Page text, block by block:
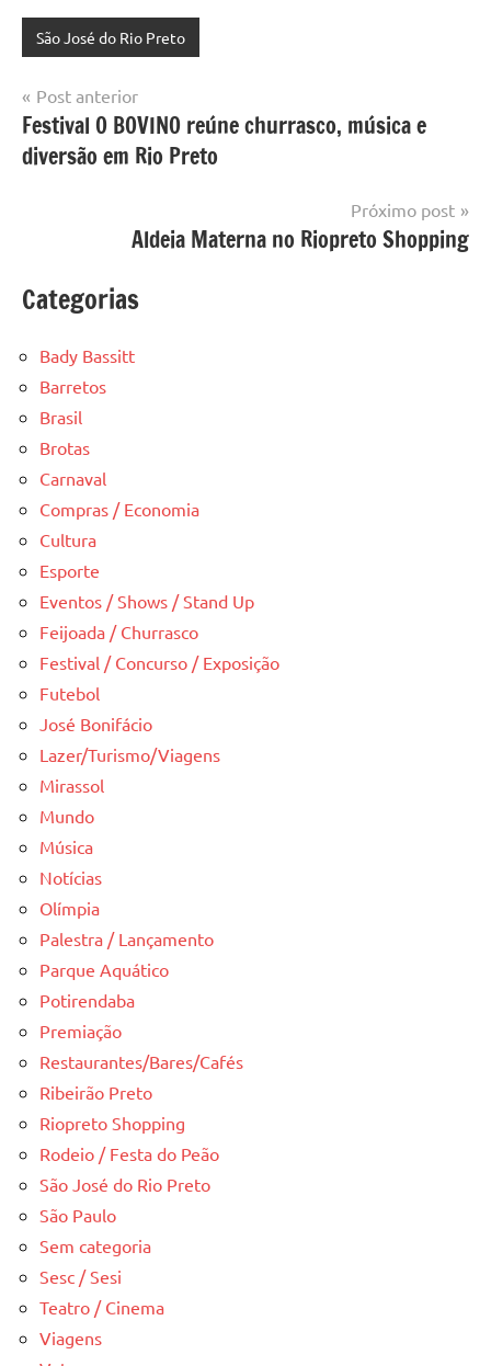
São José do Rio Preto
Navegação
de
Post
Post anterior
Festival O BOVINO reúne churrasco, música e
diversão em Rio Preto
Próximo post
Aldeia Materna no Riopreto Shopping
Categorias
Bady Bassitt
Barretos
Brasil
Brotas
Carnaval
Compras / Economia
Cultura
Esporte
Eventos / Shows / Stand Up
Feijoada / Churrasco
Festival / Concurso / Exposição
Futebol
José Bonifácio
Lazer/Turismo/Viagens
Mirassol
Mundo
Música
Notícias
Olímpia
Palestra / Lançamento
Parque Aquático
Potirendaba
Premiação
Restaurantes/Bares/Cafés
Ribeirão Preto
Riopreto Shopping
Rodeio / Festa do Peão
São José do Rio Preto
São Paulo
Sem categoria
Sesc / Sesi
Teatro / Cinema
Viagens